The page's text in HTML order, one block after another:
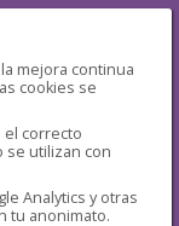
mejora continua
cookies se
el correcto
se utilizan con
Analytics y otras
tu anonimato.